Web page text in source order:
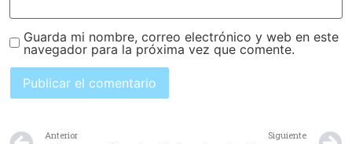
Guarda mi nombre, correo electrónico y web en este
navegador para la próxima vez que comente.
Anterior Siguiente